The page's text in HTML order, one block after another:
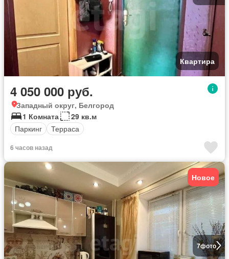
Квартира
4 050 000 руб.
Западный округ, Белгород
1 Комната
29 кв.м
Паркинг
Терраса
6 часов назад
7фото
Новое